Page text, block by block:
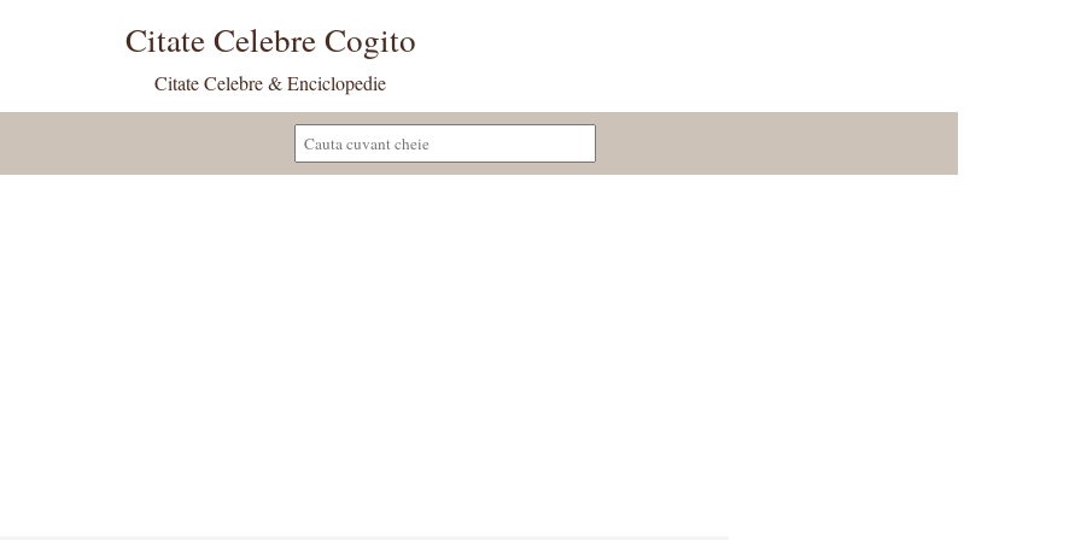
Citate Celebre Cogito
Citate Celebre & Enciclopedie